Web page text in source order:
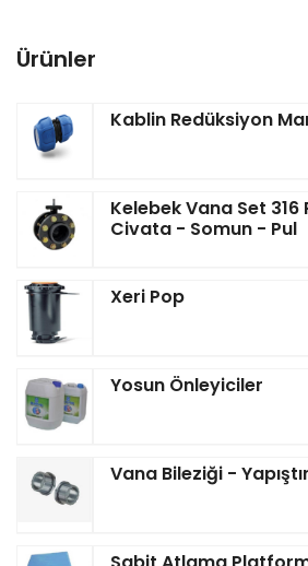
Ürünler
Kablin Redüksiyon
Kelebek Vana Set
Civata - Somun - Pul
Xeri Pop
Yosun Önleyiciler
Vana Bileziği -